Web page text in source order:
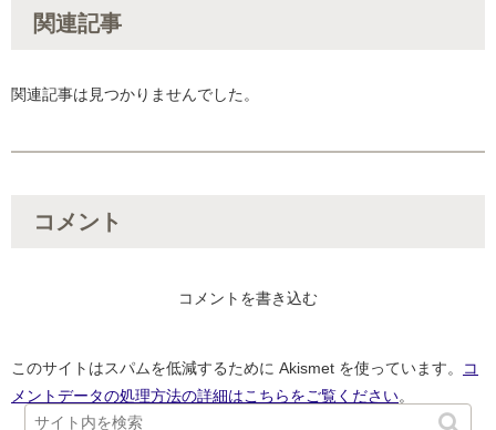
関連記事
関連記事は見つかりませんでした。
コメント
コメントを書き込む
このサイトはスパムを低減するために Akismet を使っています。
コ
メントデータの処理方法の詳細はこちらをご覧ください。